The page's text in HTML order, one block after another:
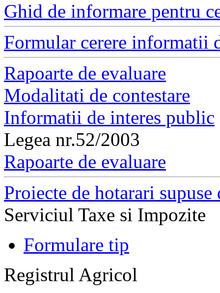
Ghid de informare pentru
Formular cerere informatii
Rapoarte de evaluare
Modalitati de contestare
Informatii de interes public
Legea nr.52/2003
Rapoarte de evaluare
Proiecte de hotarari
Serviciul Taxe si Impozite
Formulare tip
Registrul Agricol